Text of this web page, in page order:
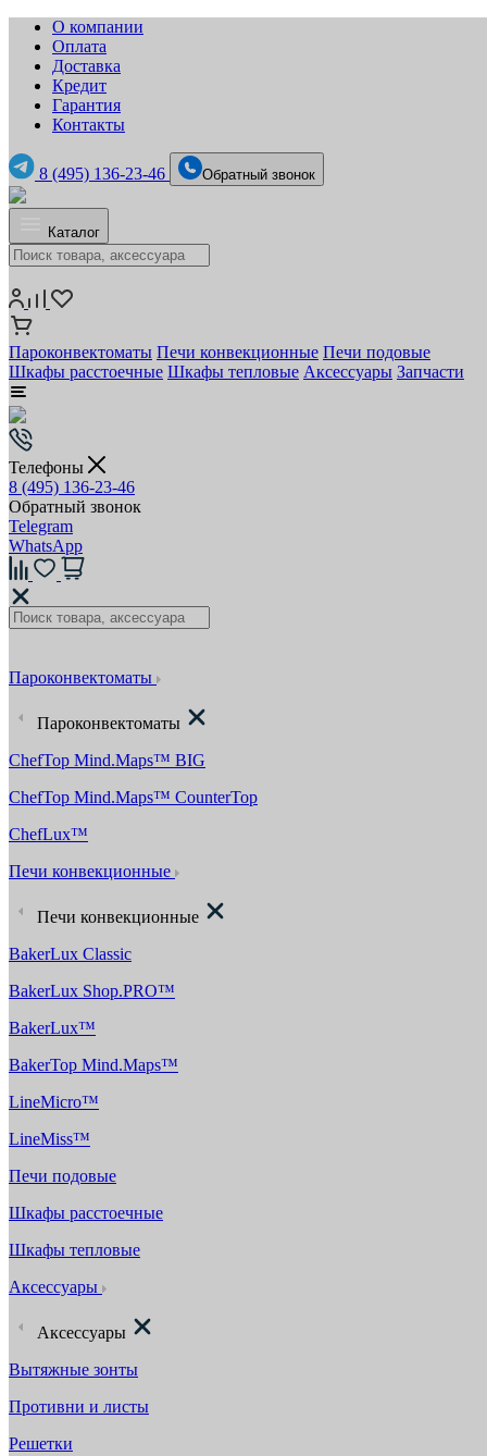
О компании
Оплата
Доставка
Кредит
Гарантия
Контакты
8 (495) 136-23-46 Обратный звонок
Каталог
Пароконвектоматы Печи конвекционные Печи подовые
Шкафы расстоечные Шкафы тепловые Аксессуары Запчасти
Телефоны
8 (495) 136-23-46
Обратный звонок
Telegram
WhatsApp
Пароконвектоматы
Пароконвектоматы
ChefTop Mind.Maps™ BIG
ChefTop Mind.Maps™ CounterTop
ChefLux™
Печи конвекционные
Печи конвекционные
BakerLux Classic
BakerLux Shop.PRO™
BakerLux™
BakerTop Mind.Maps™
LineMicro™
LineMiss™
Печи подовые
Шкафы расстоечные
Шкафы тепловые
Аксессуары
Аксессуары
Вытяжные зонты
Противни и листы
Решетки